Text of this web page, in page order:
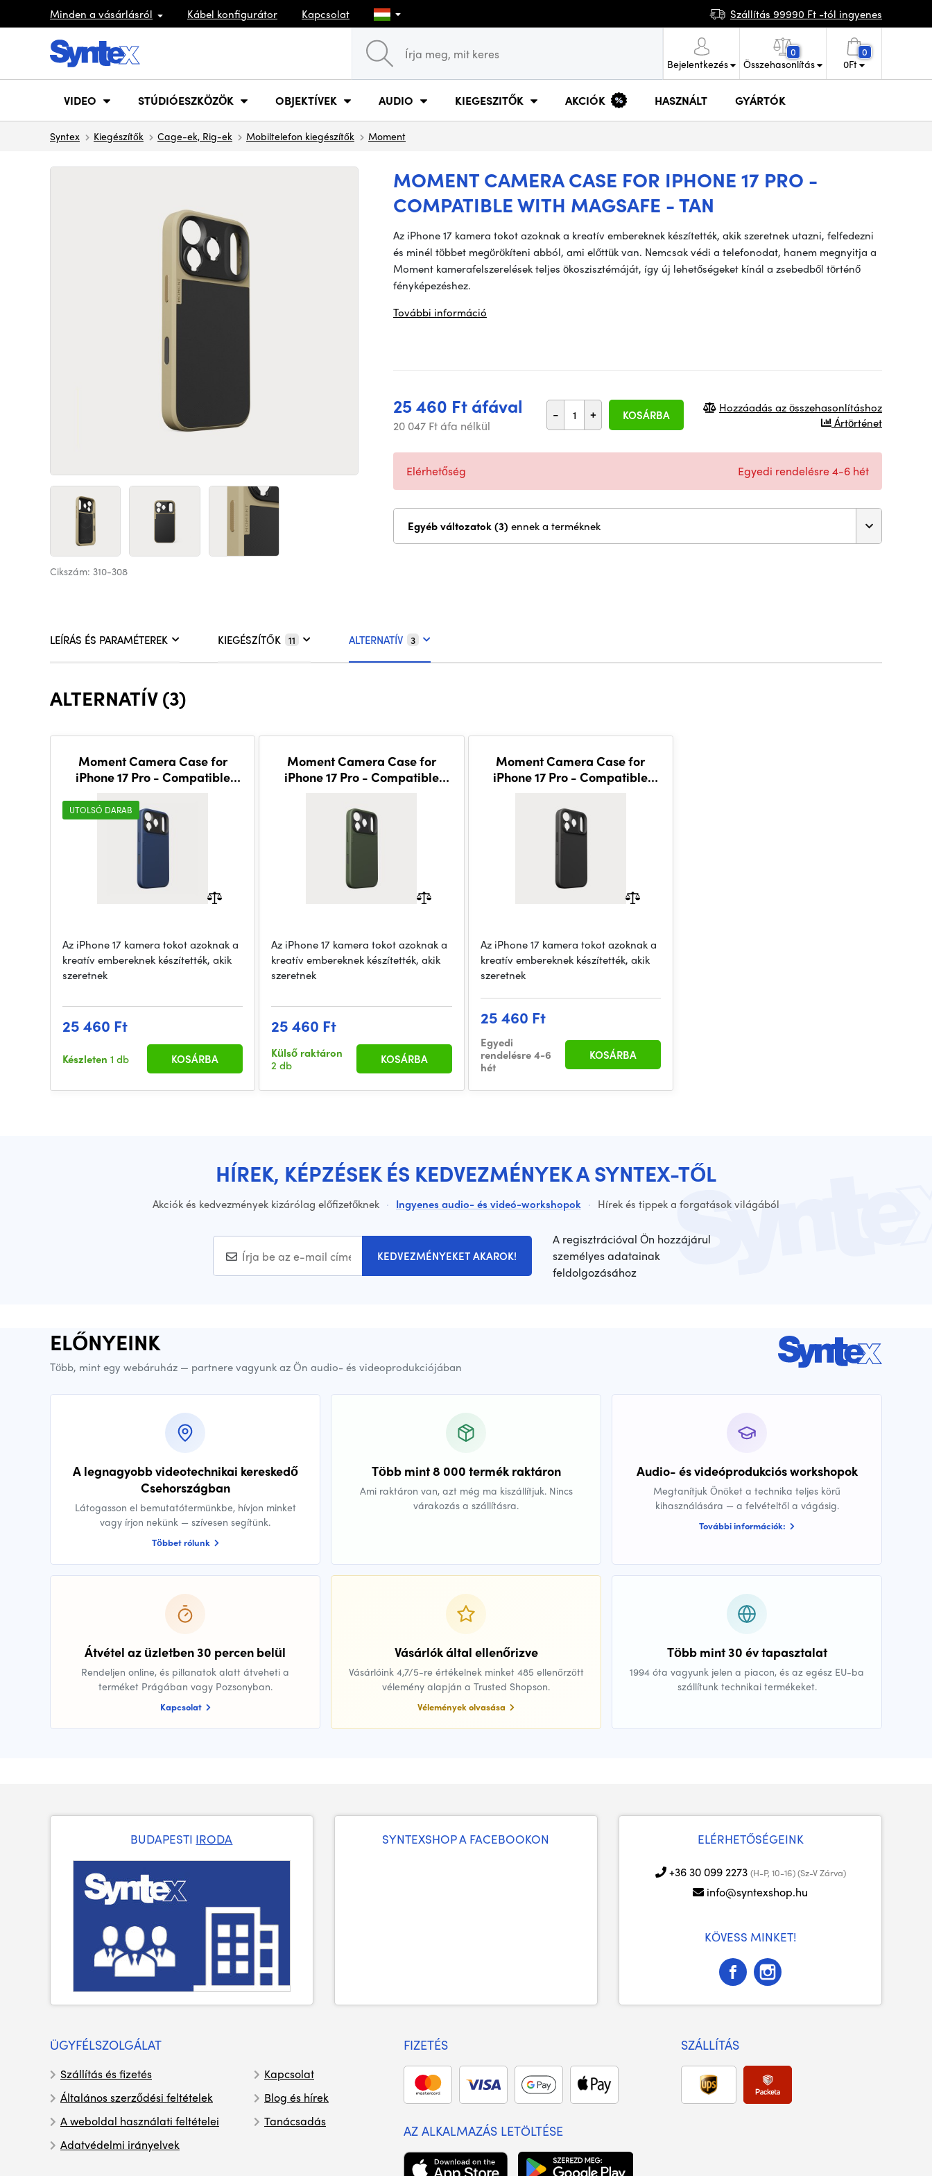
Minden a vásárlásról Kábel konfigurátor Kapcsolat Szállítás 99990 Ft -tól ingyenes
Bejelentkezés
0
Összehasonlítás
0
0Ft
VIDEO STÚDIÓESZKÖZÖK OBJEKTÍVEK AUDIO KIEGESZITŐK AKCIÓK HASZNÁLT GYÁRTÓK
Syntex Kiegészítők Cage-ek, Rig-ek Mobiltelefon kiegészítők Moment
MOMENT CAMERA CASE FOR IPHONE 17 PRO -
COMPATIBLE WITH MAGSAFE - TAN
Cikszám: 310-308
Az iPhone 17 kamera tokot azoknak a kreatív embereknek készítették, akik szeretnek utazni, felfedezni
és minél többet megörökíteni abból, ami előttük van. Nemcsak védi a telefonodat, hanem megnyitja a
Moment kamerafelszerelések teljes ökoszisztémáját, így új lehetőségeket kínál a zsebedből történő
fényképezéshez.
További információ
25 460 Ft áfával
20 047 Ft áfa nélkül
- + KOSÁRBA
Hozzáadás az összehasonlításhoz
Ártörténet
Elérhetőség Egyedi rendelésre 4-6 hét
Egyéb változatok (3) ennek a terméknek
LEÍRÁS ÉS PARAMÉTEREK KIEGÉSZÍTŐK 11 ALTERNATÍV 3
ALTERNATÍV (3)
Moment Camera Case for
iPhone 17 Pro - Compatible
UTOLSÓ DARAB
Az iPhone 17 kamera tokot azoknak a
kreatív embereknek készítették, akik
szeretnek
25 460 Ft
Készleten 1 db KOSÁRBA
Moment Camera Case for
iPhone 17 Pro - Compatible
Az iPhone 17 kamera tokot azoknak a
kreatív embereknek készítették, akik
szeretnek
25 460 Ft
Külső raktáron
2 db
KOSÁRBA
Moment Camera Case for
iPhone 17 Pro - Compatible
Az iPhone 17 kamera tokot azoknak a
kreatív embereknek készítették, akik
szeretnek
25 460 Ft
Egyedi
rendelésre 4-6
hét
KOSÁRBA
HÍREK, KÉPZÉSEK ÉS KEDVEZMÉNYEK A SYNTEX-TŐL
Akciók és kedvezmények kizárólag előfizetőknek · Ingyenes audio- és videó-workshopok · Hírek és tippek a forgatások világából
KEDVEZMÉNYEKET AKAROK!
A regisztrációval Ön hozzájárul
személyes adatainak
feldolgozásához
ELŐNYEINK
Több, mint egy webáruház — partnere vagyunk az Ön audio- és videoprodukciójában
A legnagyobb videotechnikai kereskedő
Csehországban
Látogasson el bemutatótermünkbe, hívjon minket
vagy írjon nekünk — szívesen segítünk.
Többet rólunk
Több mint 8 000 termék raktáron
Ami raktáron van, azt még ma kiszállítjuk. Nincs
várakozás a szállításra.
Audio- és videóprodukciós workshopok
Megtanítjuk Önöket a technika teljes körű
kihasználására — a felvételtől a vágásig.
További információk:
Átvétel az üzletben 30 percen belül
Rendeljen online, és pillanatok alatt átveheti a
terméket Prágában vagy Pozsonyban.
Kapcsolat
Vásárlók által ellenőrizve
Vásárlóink 4,7/5-re értékelnek minket 485 ellenőrzött
vélemény alapján a Trusted Shopson.
Vélemények olvasása
Több mint 30 év tapasztalat
1994 óta vagyunk jelen a piacon, és az egész EU-ba
szállítunk technikai termékeket.
BUDAPESTI IRODA SYNTEXSHOP A FACEBOOKON ELÉRHETŐSÉGEINK
+36 30 099 2273 (H-P, 10-16) (Sz-V Zárva)
info@syntexshop.hu
KÖVESS MINKET!
ÜGYFÉLSZOLGÁLAT
Szállítás és fizetés
Általános szerződési feltételek
A weboldal használati feltételei
Adatvédelmi irányelvek
Kapcsolat
Blog és hírek
Tanácsadás
FIZETÉS SZÁLLÍTÁS
AZ ALKALMAZÁS LETÖLTÉSE